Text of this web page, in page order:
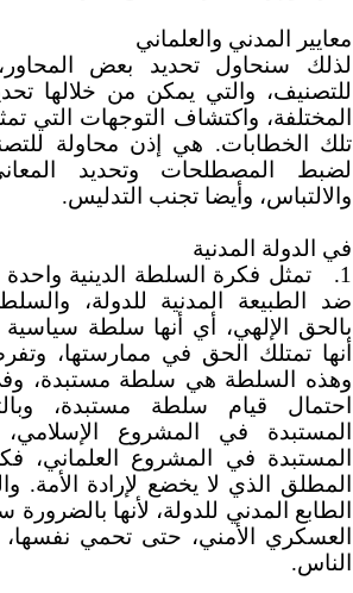
معايير المدني والعلماني
لذلك سنحاول تحديد بعض المحاور،
للتصنيف، والتي يمكن من خلالها
المختلفة، واكتشاف التوجهات التي
تلك الخطابات. هي إذن محاولة
لضبط المصطلحات وتحديد
والالتباس، وأيضا تجنب التدليس.
في الدولة المدنية
1.
تمثل فكرة السلطة الدينية واحدة
ضد الطبيعة المدنية للدولة،
بالحق الإلهي، أي أنها سلطة
أنها تمتلك الحق في ممارستها،
وهذه السلطة هي سلطة مستبدة،
احتمال قيام سلطة مستبدة،
المستبدة في المشروع
المستبدة في المشروع العلماني،
المطلق الذي لا يخضع لإرادة الأمة.
الطابع المدني للدولة، لأنها
العسكري الأمني، حتى تحمي
الناس.